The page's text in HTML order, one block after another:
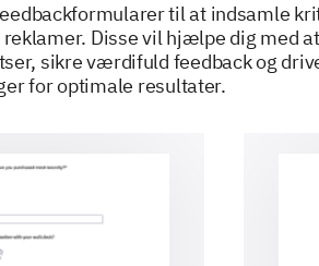
til at indsamle
Disse vil hjælpe dig med
sikre værdifuld feedback og
for optimale resultater.